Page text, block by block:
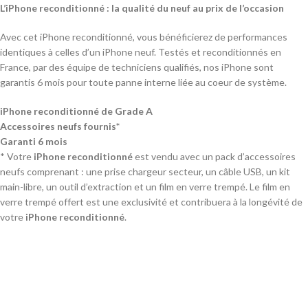
L’iPhone reconditionné : la qualité du neuf au prix de l’occasion
Avec cet iPhone reconditionné, vous bénéficierez de performances
identiques à celles d’un iPhone neuf. Testés et reconditionnés en
France, par des équipe de techniciens qualifiés, nos iPhone sont
garantis 6 mois pour toute panne interne liée au coeur de système.
iPhone reconditionné de Grade A
Accessoires neufs fournis*
Garanti 6 mois
* Votre iPhone reconditionnéest vendu avec un pack d’accessoires
neufs comprenant : une prise chargeur secteur, un câble USB, un kit
main-libre, un outil d’extraction et un film en verre trempé. Le film en
verre trempé offert est une exclusivité et contribuera à la longévité de
votre iPhone reconditionné.